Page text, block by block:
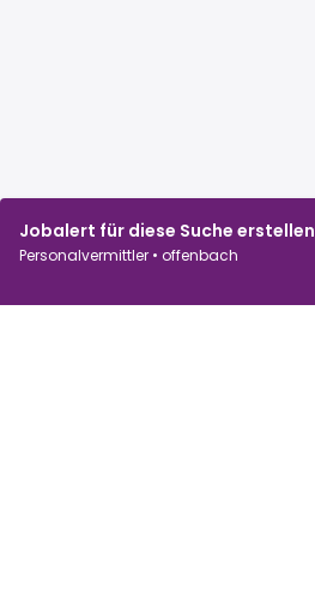
Jobalert für diese Suche erstellen
Personalvermittler • offenbach